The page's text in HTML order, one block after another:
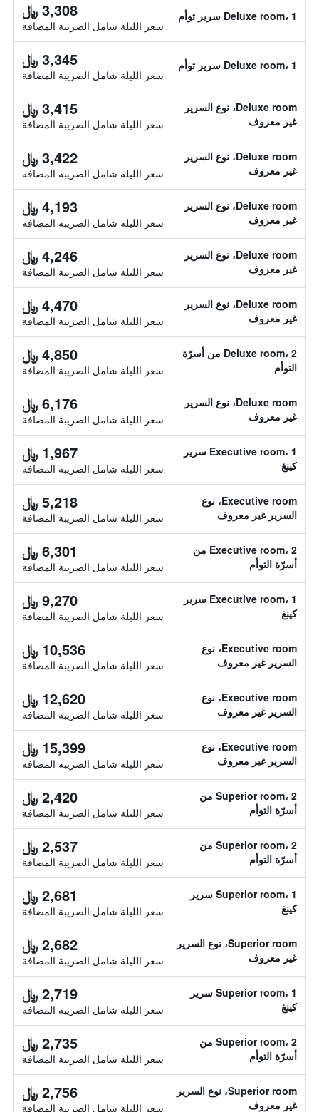
Deluxe room، 1 سرير توأم 3,308 ﷼
سعر الليلة شامل الصريبة المضافة
Deluxe room، 1 سرير توأم 3,345 ﷼
سعر الليلة شامل الصريبة المضافة
Deluxe room، نوع السرير
غير معروف
3,415 ﷼
سعر الليلة شامل الصريبة المضافة
Deluxe room، نوع السرير
غير معروف
3,422 ﷼
سعر الليلة شامل الصريبة المضافة
Deluxe room، نوع السرير
غير معروف
4,193 ﷼
سعر الليلة شامل الصريبة المضافة
Deluxe room، نوع السرير
غير معروف
4,246 ﷼
سعر الليلة شامل الصريبة المضافة
Deluxe room، نوع السرير
غير معروف
4,470 ﷼
سعر الليلة شامل الصريبة المضافة
Deluxe room، 2 من أسرّة
التوأم
4,850 ﷼
سعر الليلة شامل الصريبة المضافة
Deluxe room، نوع السرير
غير معروف
6,176 ﷼
سعر الليلة شامل الصريبة المضافة
Executive room، 1 سرير
كينغ
1,967 ﷼
سعر الليلة شامل الصريبة المضافة
Executive room، نوع
السرير غير معروف
5,218 ﷼
سعر الليلة شامل الصريبة المضافة
Executive room، 2 من
أسرّة التوأم
6,301 ﷼
سعر الليلة شامل الصريبة المضافة
Executive room، 1 سرير
كينغ
9,270 ﷼
سعر الليلة شامل الصريبة المضافة
Executive room، نوع
السرير غير معروف
10,536 ﷼
سعر الليلة شامل الصريبة المضافة
Executive room، نوع
السرير غير معروف
12,620 ﷼
سعر الليلة شامل الصريبة المضافة
Executive room، نوع
السرير غير معروف
15,399 ﷼
سعر الليلة شامل الصريبة المضافة
Superior room، 2 من
أسرّة التوأم
2,420 ﷼
سعر الليلة شامل الصريبة المضافة
Superior room، 2 من
أسرّة التوأم
2,537 ﷼
سعر الليلة شامل الصريبة المضافة
Superior room، 1 سرير
كينغ
2,681 ﷼
سعر الليلة شامل الصريبة المضافة
Superior room، نوع السرير
غير معروف
2,682 ﷼
سعر الليلة شامل الصريبة المضافة
Superior room، 1 سرير
كينغ
2,719 ﷼
سعر الليلة شامل الصريبة المضافة
Superior room، 2 من
أسرّة التوأم
2,735 ﷼
سعر الليلة شامل الصريبة المضافة
Superior room، نوع السرير
غير معروف
2,756 ﷼
سعر الليلة شامل الصريبة المضافة